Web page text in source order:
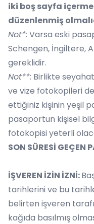
iki boş sayfa
düzenlenmiş
Not*: Varsa eski
Schengen, İngiltere,
gereklidir.
Not**: Birlikte
ve vize fotokopileri
ettiğiniz kişinin yeşil
pasaportun kişisel
fotokopisi yeterli
SON SÜRESİ GEÇEN
İŞVEREN İZİN İZNİ:
tarihlerini ve bu
belirten işveren
kağıda basılmış